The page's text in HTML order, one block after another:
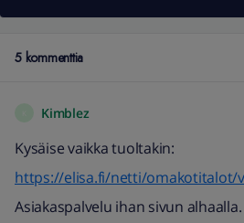
5 kommenttia
Kimblez
Kysäise vaikka tuoltakin:
https://elisa.fi/netti/omakotitalot/
Asiakaspalvelu ihan sivun alhaalla.